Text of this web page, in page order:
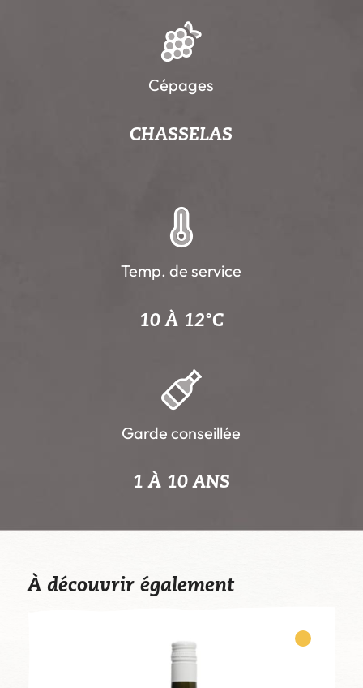
Cépages
CHASSELAS
Temp. de service
10 À 12°C
Garde conseillée
1 À 10 ANS
À découvrir également